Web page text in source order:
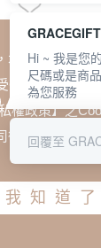
本網站會在您
Cookie時應如
權政策】之
得按本網站使
我知道了
GRACEGIFT
Hi ~ 我是您
尺碼或是商
為您服務
回覆至